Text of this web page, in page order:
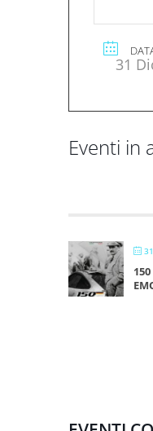
31
Eventi in